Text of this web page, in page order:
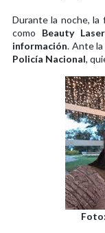
Durante la noche, la
como Beauty Laser
información. Ante la
Policía Nacional,
Foto: